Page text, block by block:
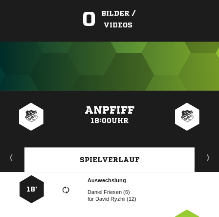
0
BILDER /
VIDEOS
ANPFIFF
18:00UHR
SPIELVERLAUF
Auswechslung
  
für   
18’